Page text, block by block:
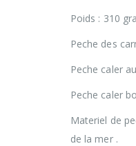
Poids : 310
Peche des
Peche caler
Peche caler
Materiel de
de la mer .